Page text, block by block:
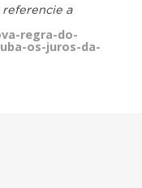
a
regra-do-
os-juros-da-